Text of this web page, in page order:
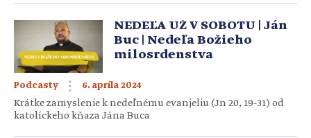
postupne zbavovať vrstiev, ktoré nám bránia vidieť to pravé
JA? O emóciách, strachoch, ale aj o osobnej ceste sa […]
NEDEĽA UŽ V SOBOTU | Ján
Buc | Nedeľa Božieho
milosrdenstva
Podcasty 6. apríla 2024
Krátke zamyslenie k nedeľnému evanjeliu (Jn 20, 19-31) od
katolíckeho kňaza Jána Buca